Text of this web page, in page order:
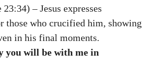
– Jesus expresses
those who crucified him, showing
in his final moments.
you will be with me in